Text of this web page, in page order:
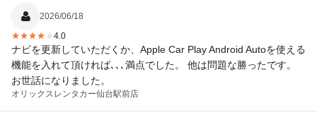
2026/06/18
4.0
ナビを更新していただくか、Apple Car Play Android Autoを使える
機能を入れて頂ければ､､､満点でした。 他は問題な勝ったです。
お世話になりました。
オリックスレンタカー仙台駅前店